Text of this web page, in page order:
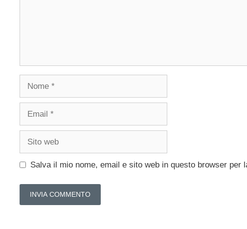
Nome
Email
Sito
Salva il mio nome, email e sito web in questo browser per